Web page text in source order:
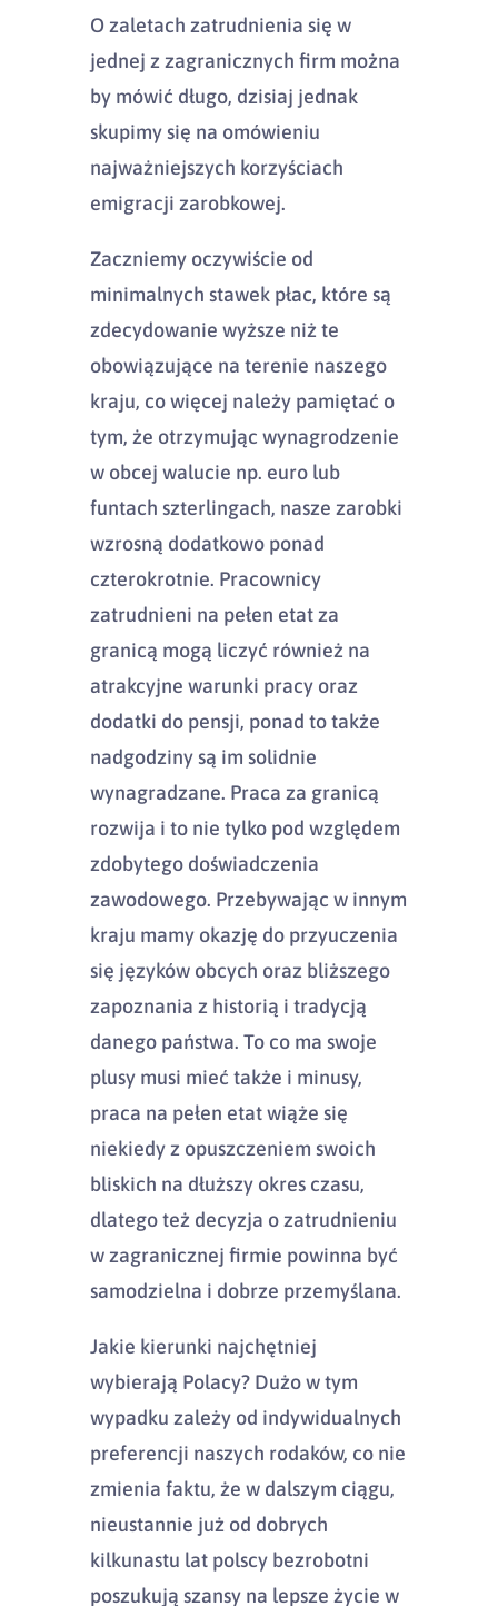
O zaletach zatrudnienia się w
jednej z zagranicznych firm można
by mówić długo, dzisiaj jednak
skupimy się na omówieniu
najważniejszych korzyściach
emigracji zarobkowej.
Zaczniemy oczywiście od
minimalnych stawek płac, które są
zdecydowanie wyższe niż te
obowiązujące na terenie naszego
kraju, co więcej należy pamiętać o
tym, że otrzymując wynagrodzenie
w obcej walucie np. euro lub
funtach szterlingach, nasze zarobki
wzrosną dodatkowo ponad
czterokrotnie. Pracownicy
zatrudnieni na pełen etat za
granicą mogą liczyć również na
atrakcyjne warunki pracy oraz
dodatki do pensji, ponad to także
nadgodziny są im solidnie
wynagradzane. Praca za granicą
rozwija i to nie tylko pod względem
zdobytego doświadczenia
zawodowego. Przebywając w innym
kraju mamy okazję do przyuczenia
się języków obcych oraz bliższego
zapoznania z historią i tradycją
danego państwa. To co ma swoje
plusy musi mieć także i minusy,
praca na pełen etat wiąże się
niekiedy z opuszczeniem swoich
bliskich na dłuższy okres czasu,
dlatego też decyzja o zatrudnieniu
w zagranicznej firmie powinna być
samodzielna i dobrze przemyślana.
Jakie kierunki najchętniej
wybierają Polacy? Dużo w tym
wypadku zależy od indywidualnych
preferencji naszych rodaków, co nie
zmienia faktu, że w dalszym ciągu,
nieustannie już od dobrych
kilkunastu lat polscy bezrobotni
poszukują szansy na lepsze życie w